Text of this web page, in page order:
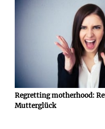
Regretting motherhood:
Mutterglück